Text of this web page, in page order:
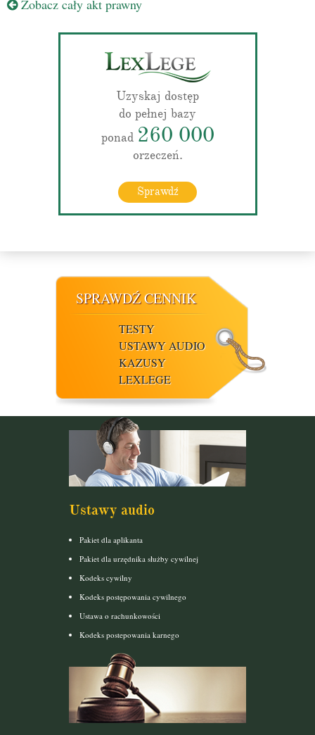
Zobacz cały akt prawny
Uzyskaj dostęp
do pełnej bazy
ponad 260 000
orzeczeń.
Sprawdź
SPRAWDŹ CENNIK
TESTY
USTAWY AUDIO
KAZUSY
LEXLEGE
Ustawy audio
Pakiet dla aplikanta
Pakiet dla urzędnika służby cywilnej
Kodeks cywilny
Kodeks postępowania cywilnego
Ustawa o rachunkowości
Kodeks postepowania karnego